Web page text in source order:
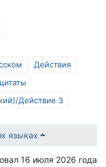
Действия
Действие 3
языках
16 июля 2026 года